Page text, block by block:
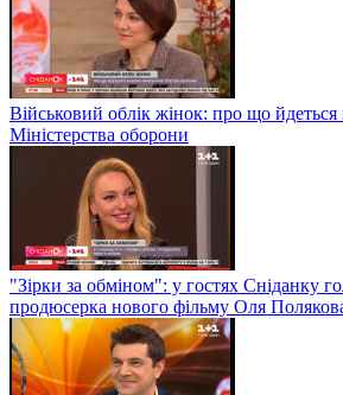
Військовий облік жінок: про що йдеться
Міністерства оборони
"Зірки за обміном": у гостях Сніданку
продюсерка нового фільму Оля